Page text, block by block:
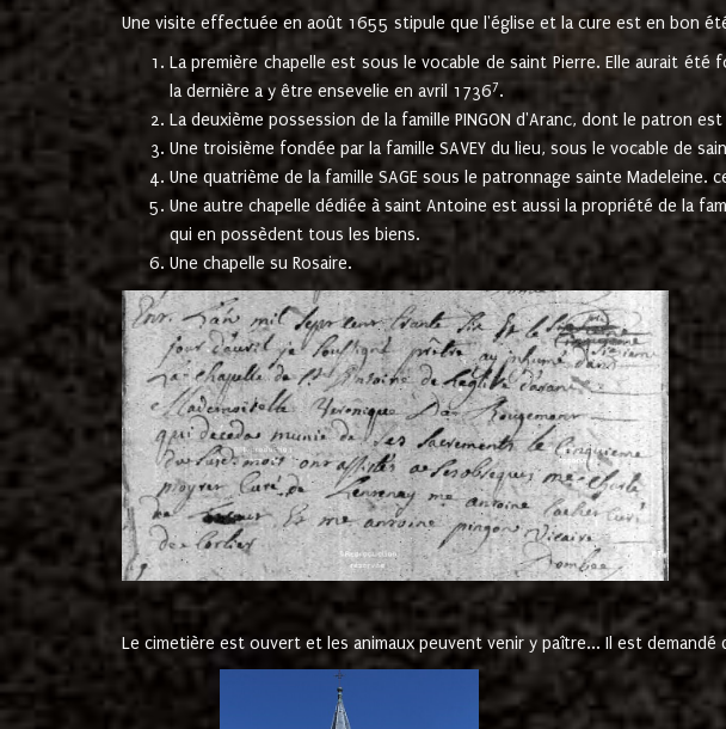
Une visite effectuée en août 1655 stipule que l'église et la cure est en bon
La première chapelle est sous le vocable de saint Pierre. Elle aurait été
la dernière a y être ensevelie en avril 17367.
La deuxième possession de la famille PINGON d'Aranc, dont le patron
Une troisième fondée par la famille SAVEY du lieu, sous le vocable de
Une quatrième de la famille SAGE sous le patronnage sainte Madeleine.
Une autre chapelle dédiée à saint Antoine est aussi la propriété de la
qui en possèdent tous les biens.
Une chapelle su Rosaire.
Le cimetière est ouvert et les animaux peuvent venir y paître... Il est demandé